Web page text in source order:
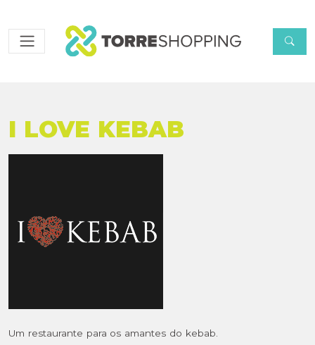
I LOVE KEBAB
Um restaurante para os amantes do kebab.